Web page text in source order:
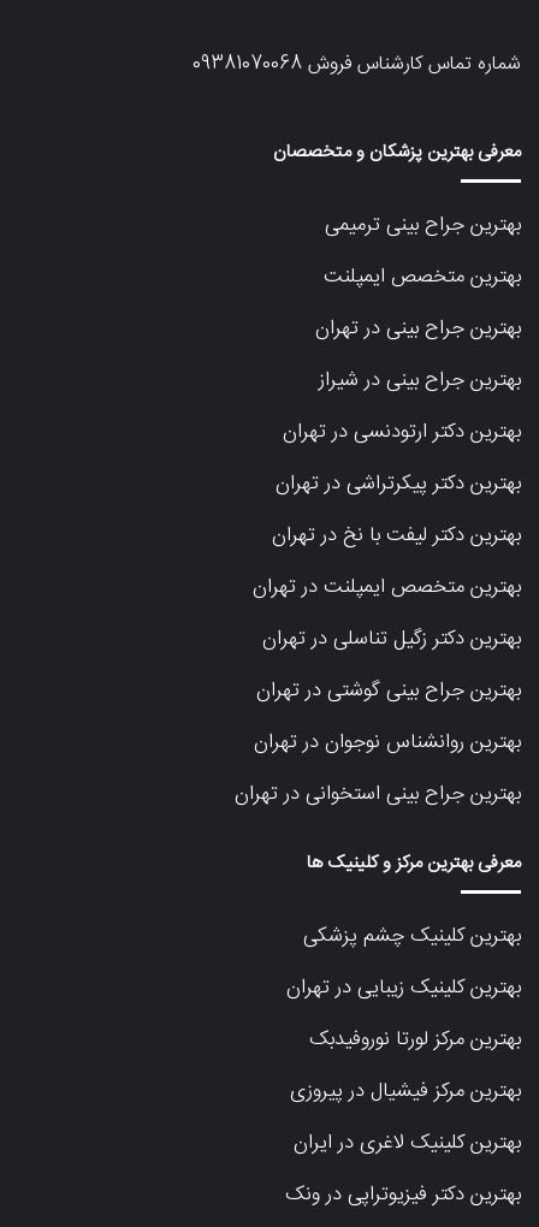
شماره تماس کارشناس فروش09381070068
معرفی بهترین پزشکان و متخصصان
بهترین جراح بینی ترمیمی
بهترین متخصص ایمپلنت
بهترین جراح بینی در تهران
بهترین جراح بینی در شیراز
بهترین دکتر ارتودنسی در تهران
بهترین دکتر پیکرتراشی در تهران
بهترین دکتر لیفت با نخ در تهران
بهترین متخصص ایمپلنت در تهران
بهترین دکتر زگیل تناسلی در تهران
بهترین جراح بینی گوشتی در تهران
بهترین روانشناس نوجوان در تهران
بهترین جراح بینی استخوانی در تهران
معرفی بهترین مرکز و کلینیک ها
بهترین کلینیک چشم پزشکی
بهترین کلینیک زیبایی در تهران
بهترین مرکز لورتا نوروفیدبک
بهترین مرکز فیشیال در پیروزی
بهترین کلینیک لاغری در ایران
بهترین دکتر فیزیوتراپی در ونک